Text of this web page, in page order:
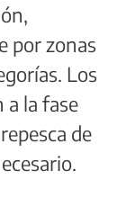
por zonas
Los
a la fase
de